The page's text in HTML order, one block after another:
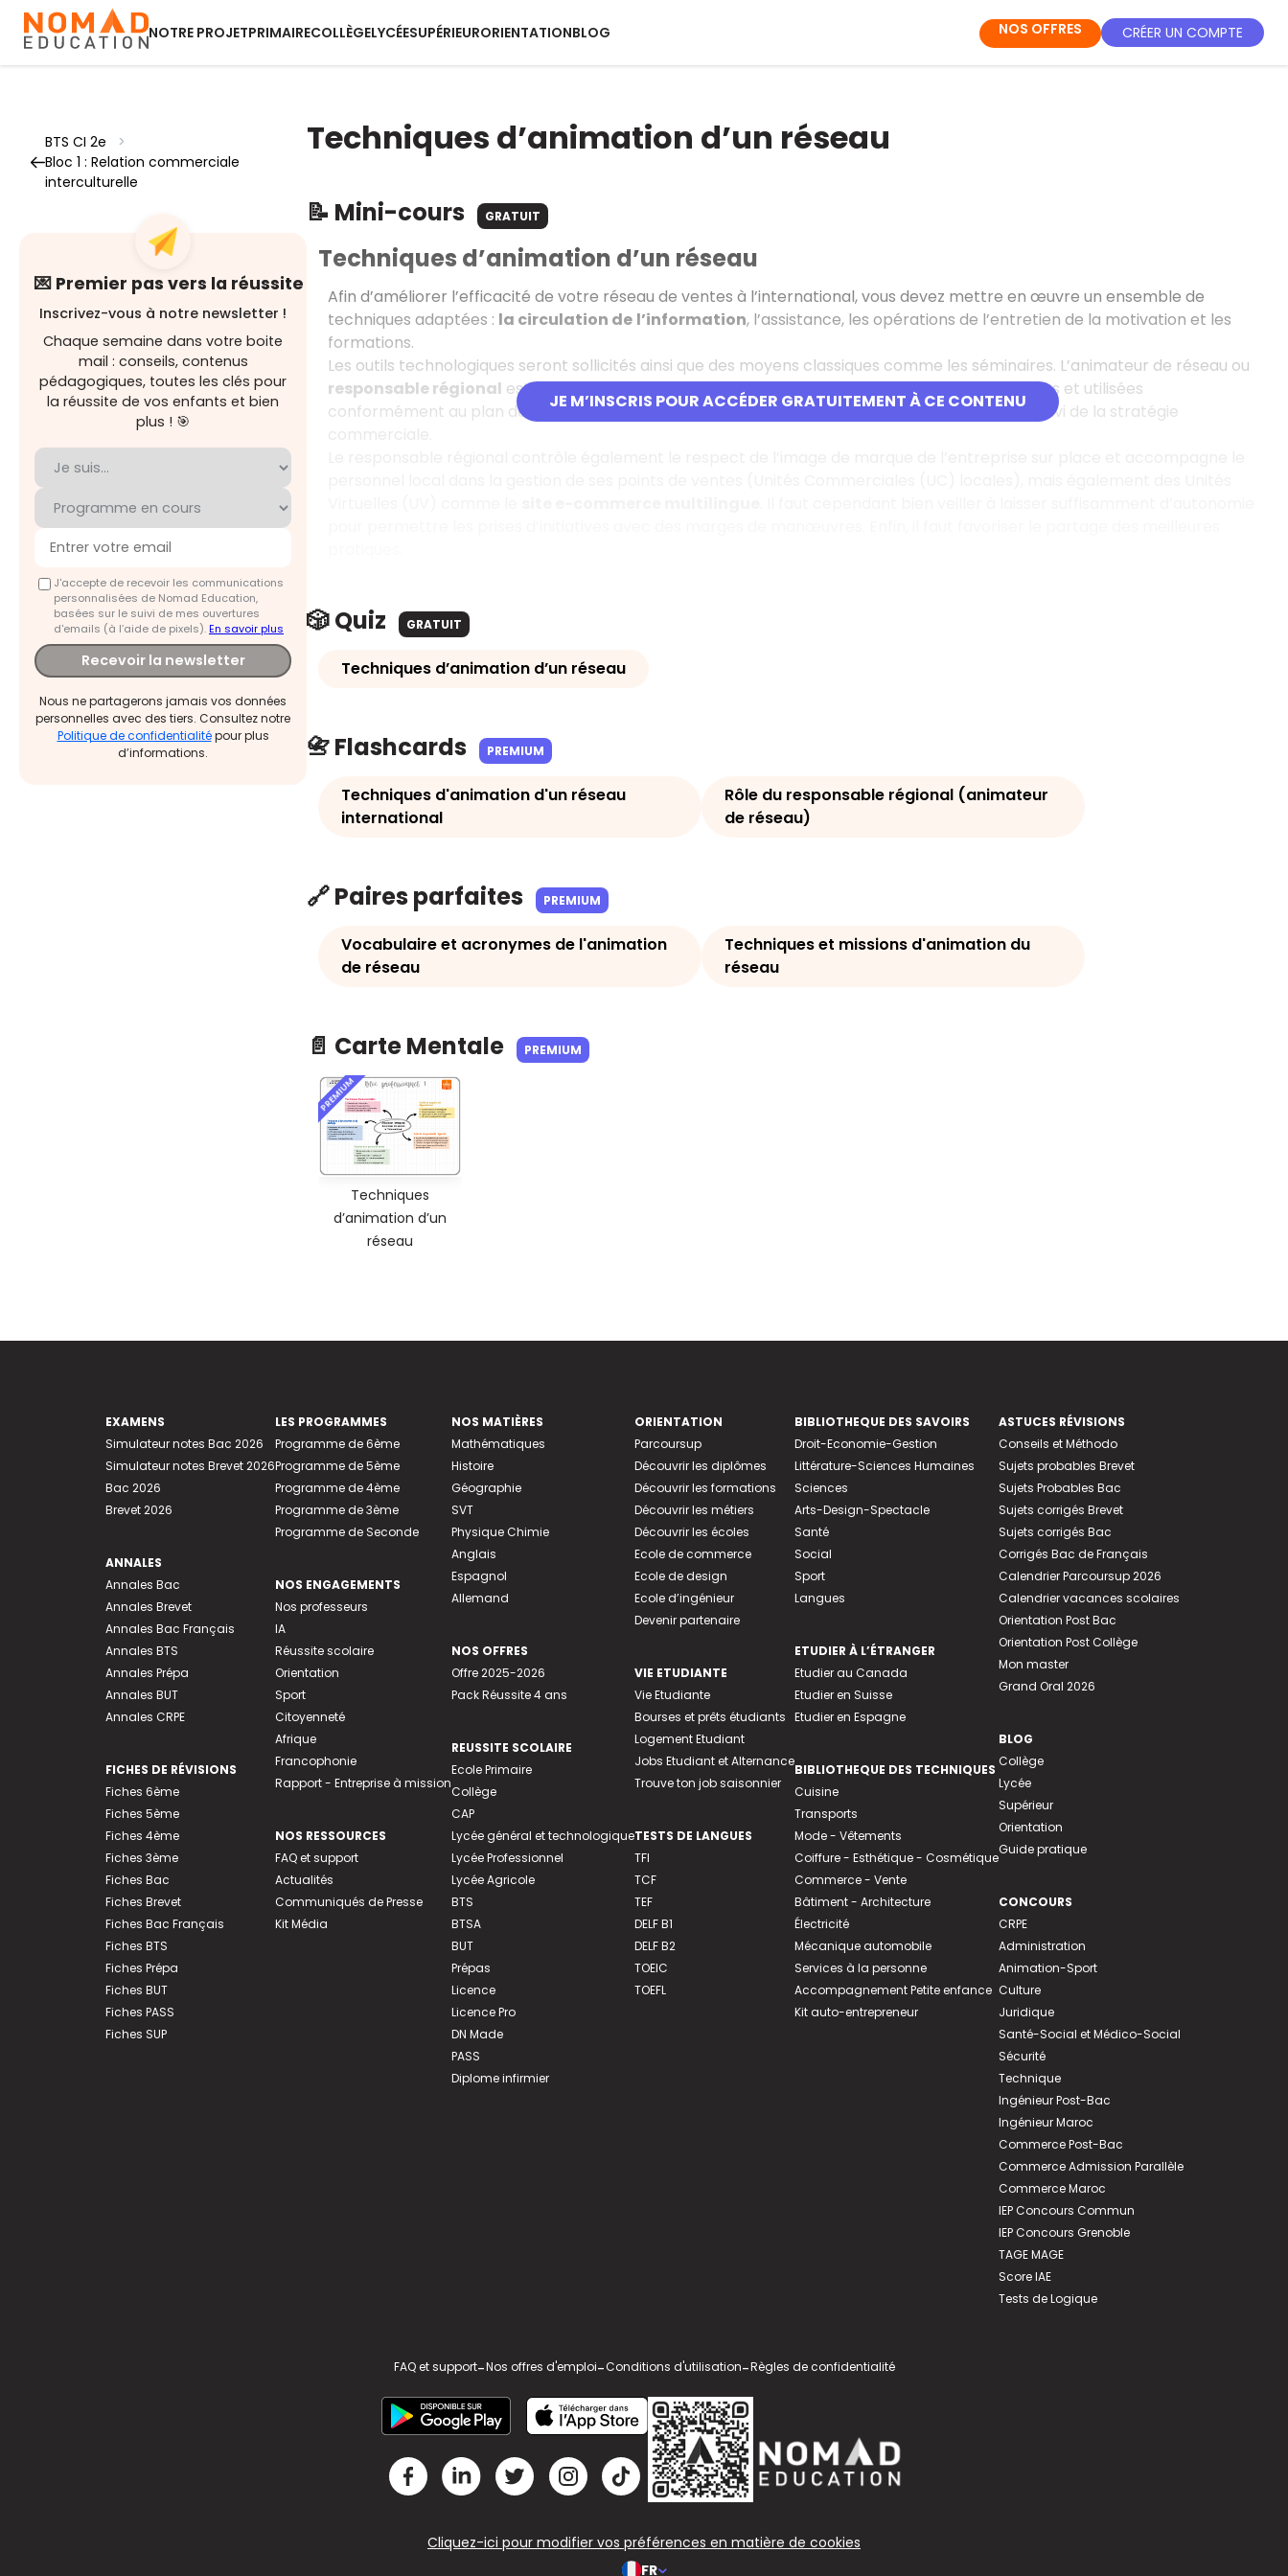
NOTRE PROJETPRIMAIRECOLLÈGELYCÉESUPÉRIEURORIENTATIONBLOG NOS OFFRES CRÉER UN COMPTE
BTS CI 2e
>
Bloc 1 : Relation commerciale
interculturelle
💌 Premier pas vers la réussite
Inscrivez-vous à notre newsletter !
Chaque semaine dans votre boite
mail : conseils, contenus
pédagogiques, toutes les clés pour
la réussite de vos enfants et bien
plus ! 🎯
J'accepte de recevoir les communications
personnalisées de Nomad Education,
basées sur le suivi de mes ouvertures
d'emails (à l’aide de pixels).En savoir plus
Recevoir la newsletter
Nous ne partagerons jamais vos données
personnelles avec des tiers. Consultez notre
Politique de confidentialitépour plus
d’informations.
Techniques d’animation d’un réseau
📝 Mini-cours GRATUIT
JE M’INSCRIS POUR ACCÉDER GRATUITEMENT À CE CONTENU
Techniques d’animation d’un réseau
Afin d’améliorer l’efficacité de votre réseau de ventes à l’international, vous devez mettre en œuvre un ensemble de
techniques adaptées : la circulation de l’information, l’assistance, les opérations de l’entretien de la motivation et les
formations.
Les outils technologiques seront sollicités ainsi que des moyens classiques comme les séminaires. L’animateur de réseau ou
responsable régional est chargé de s’assurer que les ressources nécessaires sont rassemblées et utilisées
conformément au plan de développement. Il vérifie le bon fonctionnement des équipes et du suivi de la stratégie
🎲 Quiz GRATUIT
Techniques d’animation d’un réseau
📇 Flashcards PREMIUM
Techniques d'animation d'un réseau
international
Rôle du responsable régional (animateur
de réseau)
🔗 Paires parfaites PREMIUM
Vocabulaire et acronymes de l'animation
de réseau
Techniques et missions d'animation du
réseau
📄 Carte Mentale PREMIUM
PREMIUM
Techniques
d’animation d’un
réseau
EXAMENS
Simulateur notes Bac 2026
Simulateur notes Brevet 2026
Bac 2026
Brevet 2026
ANNALES
Annales Bac
Annales Brevet
Annales Bac Français
Annales BTS
Annales Prépa
Annales BUT
Annales CRPE
FICHES DE RÉVISIONS
Fiches 6ème
Fiches 5ème
Fiches 4ème
Fiches 3ème
Fiches Bac
Fiches Brevet
Fiches Bac Français
Fiches BTS
Fiches Prépa
Fiches BUT
Fiches PASS
Fiches SUP
LES PROGRAMMES
Programme de 6ème
Programme de 5ème
Programme de 4ème
Programme de 3ème
Programme de Seconde
NOS ENGAGEMENTS
Nos professeurs
IA
Réussite scolaire
Orientation
Sport
Citoyenneté
Afrique
Francophonie
Rapport - Entreprise à mission
NOS RESSOURCES
FAQ et support
Actualités
Communiqués de Presse
Kit Média
NOS MATIÈRES
Mathématiques
Histoire
Géographie
SVT
Physique Chimie
Anglais
Espagnol
Allemand
NOS OFFRES
Offre 2025-2026
Pack Réussite 4 ans
REUSSITE SCOLAIRE
Ecole Primaire
Collège
CAP
Lycée général et technologique
Lycée Professionnel
Lycée Agricole
BTS
BTSA
BUT
Prépas
Licence
Licence Pro
DN Made
PASS
Diplome infirmier
ORIENTATION
Parcoursup
Découvrir les diplômes
Découvrir les formations
Découvrir les métiers
Découvrir les écoles
Ecole de commerce
Ecole de design
Ecole d’ingénieur
Devenir partenaire
VIE ETUDIANTE
Vie Etudiante
Bourses et prêts étudiants
Logement Etudiant
Jobs Etudiant et Alternance
Trouve ton job saisonnier
TESTS DE LANGUES
TFI
TCF
TEF
DELF B1
DELF B2
TOEIC
TOEFL
BIBLIOTHEQUE DES SAVOIRS
Droit-Economie-Gestion
Littérature-Sciences Humaines
Sciences
Arts-Design-Spectacle
Santé
Social
Sport
Langues
ETUDIER À L’ÉTRANGER
Etudier au Canada
Etudier en Suisse
Etudier en Espagne
BIBLIOTHEQUE DES TECHNIQUES
Cuisine
Transports
Mode - Vêtements
Coiffure - Esthétique - Cosmétique
Commerce - Vente
Bâtiment - Architecture
Électricité
Mécanique automobile
Services à la personne
Accompagnement Petite enfance
Kit auto-entrepreneur
ASTUCES RÉVISIONS
Conseils et Méthodo
Sujets probables Brevet
Sujets Probables Bac
Sujets corrigés Brevet
Sujets corrigés Bac
Corrigés Bac de Français
Calendrier Parcoursup 2026
Calendrier vacances scolaires
Orientation Post Bac
Orientation Post Collège
Mon master
Grand Oral 2026
BLOG
Collège
Lycée
Supérieur
Orientation
Guide pratique
CONCOURS
CRPE
Administration
Animation-Sport
Culture
Juridique
Santé-Social et Médico-Social
Sécurité
Technique
Ingénieur Post-Bac
Ingénieur Maroc
Commerce Post-Bac
Commerce Admission Parallèle
Commerce Maroc
IEP Concours Commun
IEP Concours Grenoble
TAGE MAGE
Score IAE
Tests de Logique
FAQ et support-Nos offres d'emploi-Conditions d'utilisation-Règles de confidentialité
Cliquez-ici pour modifier vos préférences en matière de cookies
FR